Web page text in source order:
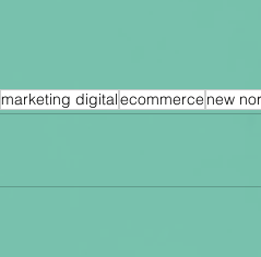
marketing digitalecommerce new